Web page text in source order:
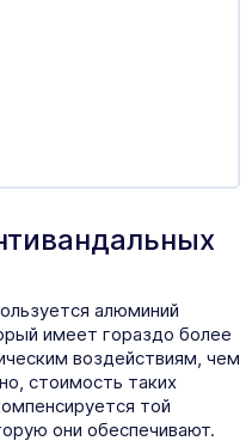
алюминий
имеет гораздо более
воздействиям, чем
стоимость таких
той
они обеспечивают.